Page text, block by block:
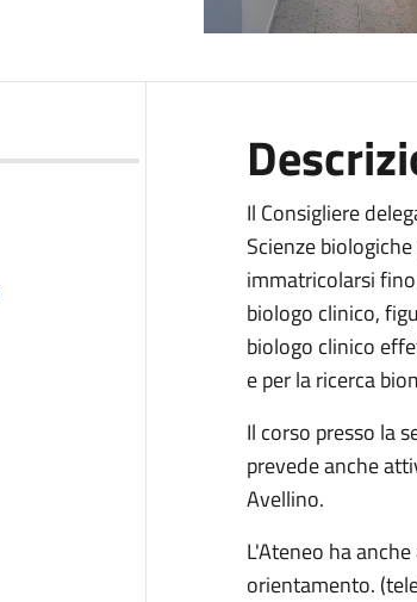
Il Consigliere
Scienze
immatricolarsi
biologo clinico,
biologo clinico
e per la ricerca
Il corso presso la
prevede anche
Avellino.
L'Ateneo ha
orientamento.